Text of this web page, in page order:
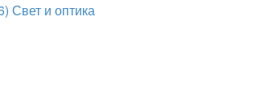
Свет и оптика